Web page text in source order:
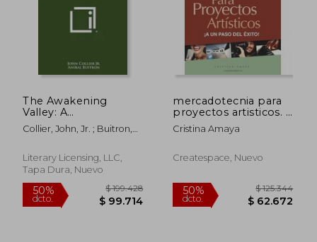
The Awakening
Valley: A
Photographic Record
of the Indians of the
Ecuador (en Inglés)
Collier, John, Jr. ; Buitron,
Literary Licensing, LLC,
Tapa Dura, Nuevo
mercadotecnia para
proyectos artisticos. a
un paso del exito!
Cristina Amaya
Createspace, Nuevo